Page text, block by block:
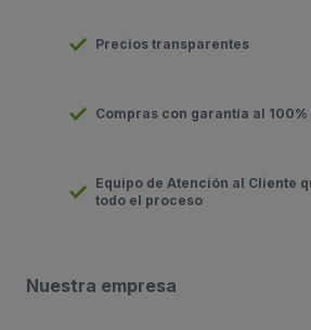
Precios transparentes
Compras con garantía al 100%
Equipo de Atención al Cliente
todo el proceso
Nuestra empresa